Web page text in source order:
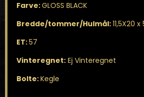
Farve:GLOSS BLACK
Bredde/tommer/Hulmål:11,5X20 x
ET:57
Vinteregnet:Ej Vinteregnet
Bolte:Kegle